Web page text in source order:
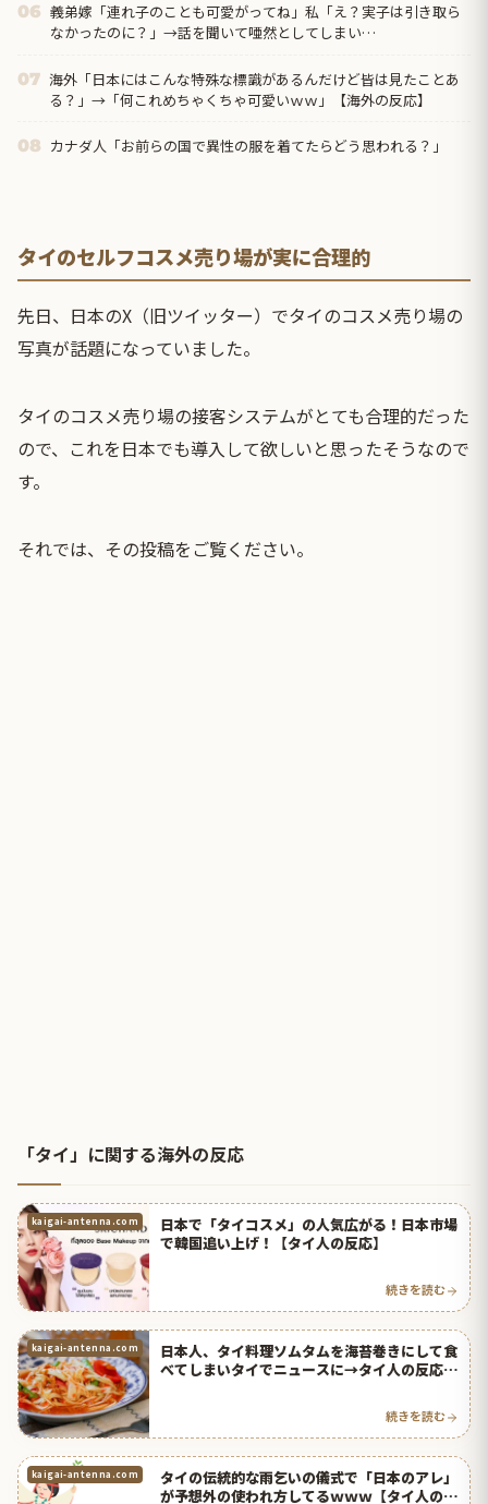
06 義弟嫁「連れ子のことも可愛がってね」私「え？実子は引き取ら
なかったのに？」→話を聞いて唖然としてしまい…
07 海外「日本にはこんな特殊な標識があるんだけど皆は見たことあ
る？」→「何これめちゃくちゃ可愛いｗｗ」【海外の反応】
08 カナダ人「お前らの国で異性の服を着てたらどう思われる？」
タイのセルフコスメ売り場が実に合理的
先日、日本のX（旧ツイッター）でタイのコスメ売り場の
写真が話題になっていました。
タイのコスメ売り場の接客システムがとても合理的だった
ので、これを日本でも導入して欲しいと思ったそうなので
す。
それでは、その投稿をご覧ください。
「タイ」に関する海外の反応
kaigai-antenna.com
日本で「タイコスメ」の人気広がる！日本市場
で韓国追い上げ！【タイ人の反応】
続きを読む
kaigai-antenna.com
日本人、タイ料理ソムタムを海苔巻きにして食
べてしまいタイでニュースに→タイ人の反応が
続きを読む
kaigai-antenna.com
タイの伝統的な雨乞いの儀式で「日本のアレ」
が予想外の使われ方してるｗｗｗ【タイ人の反